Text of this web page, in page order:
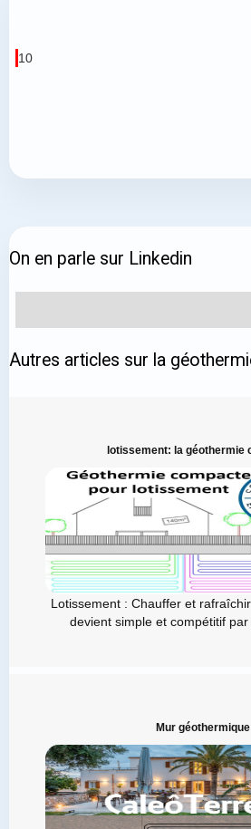
10
On en parle sur Linkedin
Autres articles sur la
lotissement: la géothermie
Lotissement : Chauffer et
devient simple et compétitif
Mur géothermique